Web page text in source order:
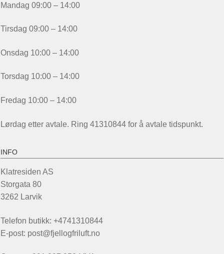
Mandag 09:00 – 14:00
Tirsdag 09:00 – 14:00
Onsdag 10:00 – 14:00
Torsdag 10:00 – 14:00
Fredag 10:00 – 14:00
Lørdag etter avtale. Ring 41310844 for å avtale tidspunkt.
INFO
Klatresiden AS
Storgata 80
3262 Larvik
Telefon butikk: +4741310844
E-post: post@fjellogfriluft.no